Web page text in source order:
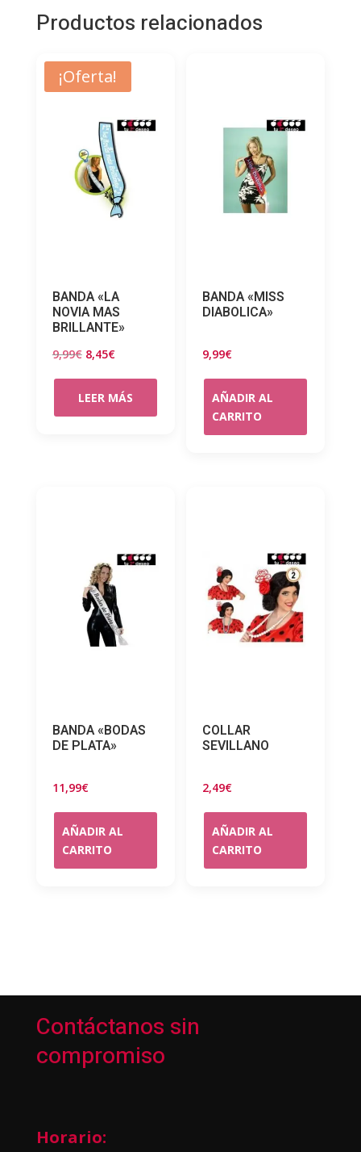
Productos relacionados
¡Oferta!
BANDA «LA
NOVIA MAS
BRILLANTE»
9,99€ El
original
era:
8,45€El
actual
es:
LEER MÁS
BANDA «MISS
DIABOLICA»
9,99€
AÑADIR AL
CARRITO
BANDA «BODAS
DE PLATA»
11,99€
AÑADIR AL
CARRITO
COLLAR
SEVILLANO
2,49€
AÑADIR AL
CARRITO
Contáctanos sin
compromiso
Horario: